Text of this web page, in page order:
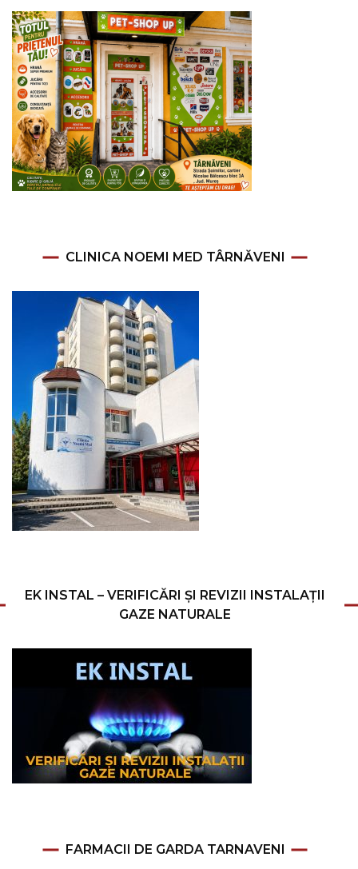
CLINICA NOEMI MED TÂRNĂVENI
EK INSTAL – VERIFICĂRI ȘI REVIZII INSTALAȚII
GAZE NATURALE
FARMACII DE GARDA TARNAVENI